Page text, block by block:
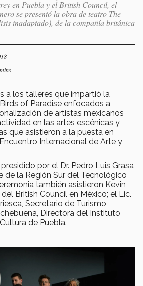
en Puebla y el British Council, el
se presentó la obra de teatro The
inadaptado), de la compañía británica
a los talleres que impartió la
of Paradise enfocados a
de artistas mexicanos
en las artes escénicas y
que asistieron a la puesta en
Internacional de Arte y
por el Dr. Pedro Luis Grasa
de la Región Sur del Tecnológico
también asistieron Kevin
British Council en México; el Lic.
Secretario de Turismo
Directora del Instituto
de Puebla.